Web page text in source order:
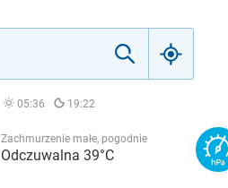
05:36 19:22
Zachmurzenie małe, pogodnie
Odczuwalna 39°C